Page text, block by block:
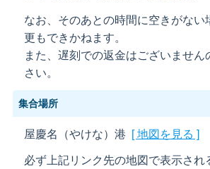
なお、そのあとの時間に空きがない
更もできかねます。
また、遅刻での返金はございません
さい。
集合場所
屋慶名（やけな）港 [ 地図を見る ]
必ず上記リンク先の地図で表示され